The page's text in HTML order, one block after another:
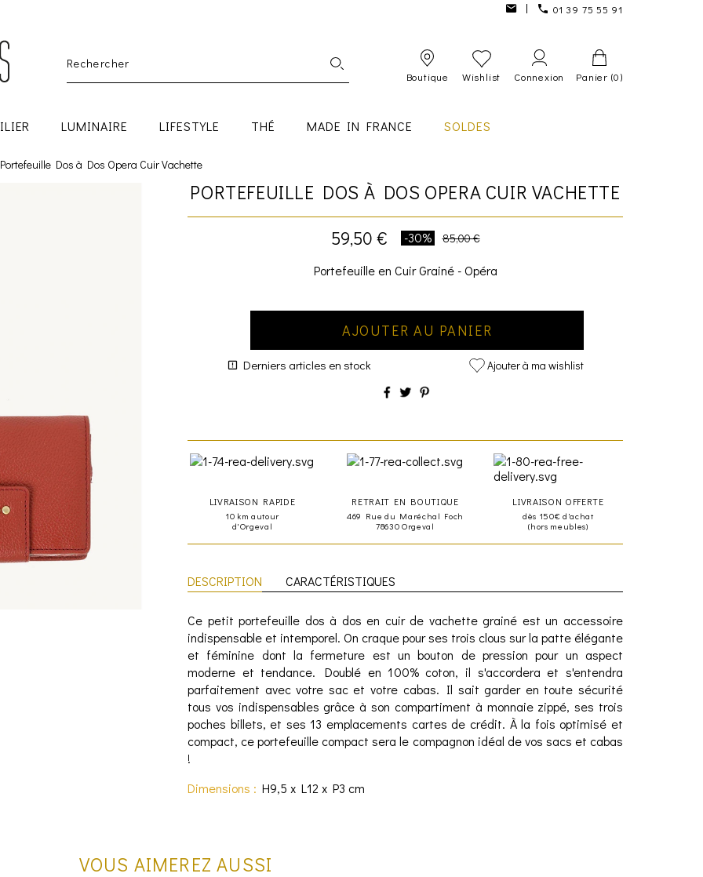
01 39 75 55 91
Boutique Wishlist Connexion Panier (0)
LUMINAIRE LIFESTYLE THÉ MADE IN FRANCE SOLDES
Portefeuille Dos à Dos Opera Cuir Vachette
PORTEFEUILLE DOS À DOS OPERA CUIR VACHETTE
59,50 € -30% 85,00 €
Portefeuille en Cuir Grainé - Opéra
AJOUTER AU PANIER
Derniers articles en stock Ajouter à ma wishlist
LIVRAISON RAPIDE
10 km autour
d'Orgeval
RETRAIT EN BOUTIQUE
469 Rue du Maréchal Foch
78630 Orgeval
LIVRAISON OFFERTE
dès 150€ d'achat
(hors meubles)
DESCRIPTION CARACTÉRISTIQUES
Ce petit portefeuille dos à dos en cuir de vachette grainé est un accessoire
indispensable et intemporel. On craque pour ses trois clous sur la patte élégante
et féminine dont la fermeture est un bouton de pression pour un aspect
moderne et tendance. Doublé en 100% coton, il s'accordera et s'entendra
parfaitement avec votre sac et votre cabas. Il sait garder en toute sécurité
tous vos indispensables grâce à son compartiment à monnaie zippé, ses trois
poches billets, et ses 13 emplacements cartes de crédit. À la fois optimisé et
compact, ce portefeuille compact sera le compagnon idéal de vos sacs et cabas
!
Dimensions : H9,5 x L12 x P3 cm
VOUS AIMEREZ AUSSI